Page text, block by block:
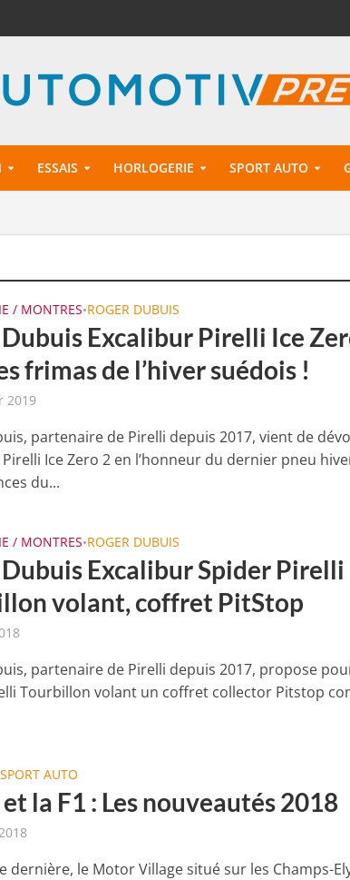
ESSAIS HORLOGERIE SPORT AUTO
/ MONTRES•ROGER DUBUIS
Excalibur Pirelli Ice
frimas de l’hiver suédois !
2019
partenaire de Pirelli depuis 2017, vient de
Pirelli Ice Zero 2 en l’honneur du dernier pneu
du...
/ MONTRES•ROGER DUBUIS
Dubuis Excalibur Spider Pirelli
volant, coffret PitStop
partenaire de Pirelli depuis 2017, propose
Tourbillon volant un coffret collector Pitstop
SPORT AUTO
la F1 : Les nouveautés 2018
dernière, le Motor Village situé sur les Champs-